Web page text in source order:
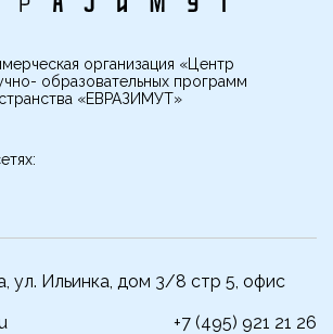
организация «Центр
образовательных программ
«ЕВРАЗИМУТ»
ул. Ильинка, дом 3/8 стр 5, офис
+7 (495) 921 21 26